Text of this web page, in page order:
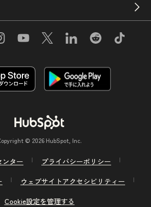
© 2026 HubSpot, Inc.
ンター
プライバシーポリシー
ウェブサイトアクセシビリティー
Cookie設定を管理する